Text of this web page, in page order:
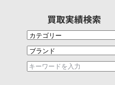
買取実績検索